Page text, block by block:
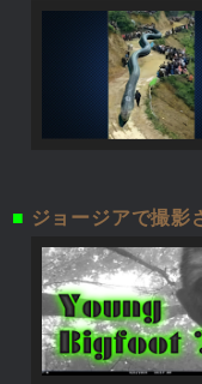
■ ジョージアで撮影